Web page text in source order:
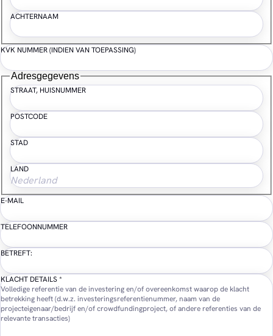
ACHTERNAAM
KVK NUMMER (INDIEN VAN TOEPASSING)
Adresgegevens
STRAAT, HUISNUMMER
POSTCODE
STAD
LAND
E-MAIL
TELEFOONNUMMER
BETREFT:
KLACHT DETAILS*
Volledige referentie van de investering en/of overeenkomst waarop de klacht
betrekking heeft (d.w.z. investeringsreferentienummer, naam van de
projecteigenaar/bedrijf en/of crowdfundingproject, of andere referenties van de
relevante transacties)